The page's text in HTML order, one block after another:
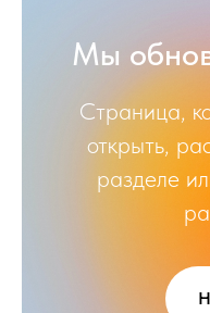
Мы
Страница,
открыть,
разделе